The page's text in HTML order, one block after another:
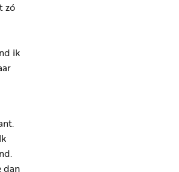
zó
ik
dan